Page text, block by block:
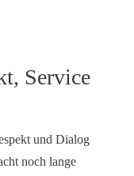
Service
und Dialog
noch lange